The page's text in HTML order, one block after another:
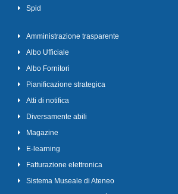
Spid
Amministrazione trasparente
Albo Ufficiale
Albo Fornitori
Pianificazione strategica
Atti di notifica
Diversamente abili
Magazine
E-learning
Fatturazione elettronica
Sistema Museale di Ateneo